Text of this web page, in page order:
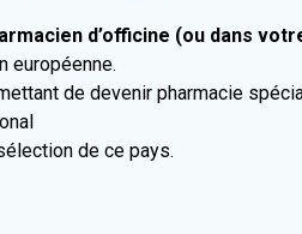
d’officine (ou dans
européenne.
de devenir pharmacie
de ce pays.